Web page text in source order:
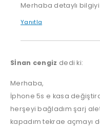
Merhaba detaylı
Yanıtla
Sİnan cengiz dedi ki:
Merhaba,
İphone 5s e kasa
herşeyi bağladım şarj
kapadım tekrae açmayı